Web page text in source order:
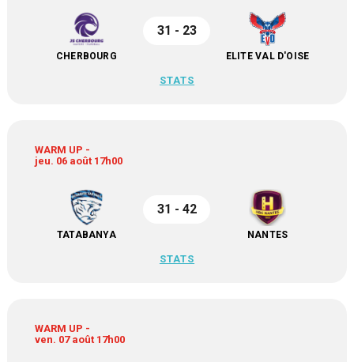
CHERBOURG
31 - 23
ELITE VAL D'OISE
STATS
WARM UP -
jeu. 06 août 17h00
TATABANYA
31 - 42
NANTES
STATS
WARM UP -
ven. 07 août 17h00